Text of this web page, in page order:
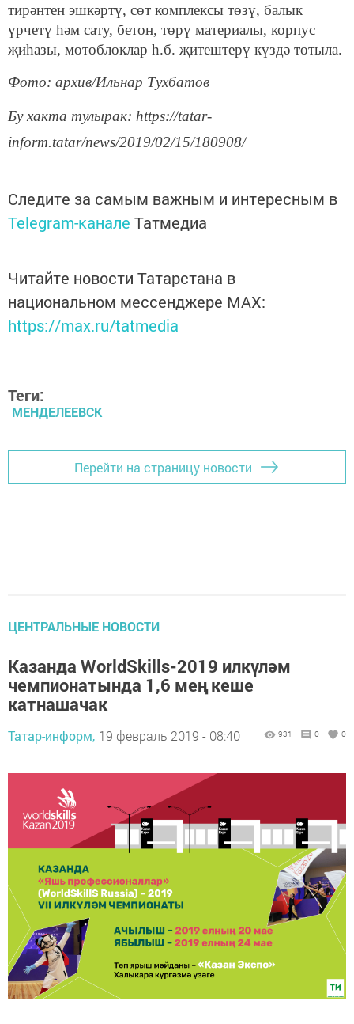
тирәнтен эшкәртү, сөт комплексы төзү, балык
үрчетү һәм сату, бетон, төрү материалы, корпус
җиһазы, мотоблоклар һ.б. җитештерү күздә тотыла.
Фото: архив/Ильнар Тухбатов
Бу хакта тулырак: https://tatar-
inform.tatar/news/2019/02/15/180908/
Следите за самым важным и интересным в
Telegram-канале Татмедиа
Читайте новости Татарстана в
национальном мессенджере MАХ:
https://max.ru/tatmedia
Теги:
МЕНДЕЛЕЕВСК
Перейти на страницу новости
ЦЕНТРАЛЬНЫЕ НОВОСТИ
Казанда WorldSkills-2019 илкүләм
чемпионатында 1,6 мең кеше
катнашачак
Татар-информ, 19 февраль 2019 - 08:40 931 0 0